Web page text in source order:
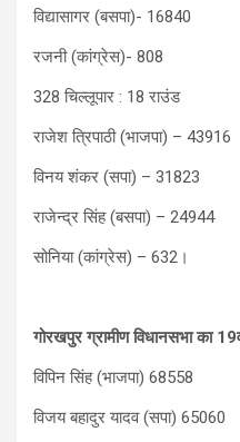
विद्यासागर (बसपा)- 16840
रजनी (कांग्रेस)- 808
328 चिल्लूपार : 18 राउंड
राजेश त्रिपाठी (भाजपा) – 43916
विनय शंकर (सपा) – 31823
राजेन्द्र सिंह (बसपा) – 24944
सोनिया (कांग्रेस) – 632।
गोरखपुर ग्रामीण विधानसभा का
विपिन सिंह (भाजपा) 68558
विजय बहादुर यादव (सपा) 65060